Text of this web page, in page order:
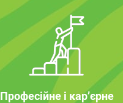
Професійне і кар’єрне